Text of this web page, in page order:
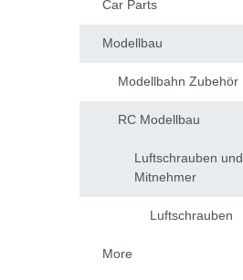
Car Parts
Modellbau
Modellbahn Zubehör
RC Modellbau
Luftschrauben und
Mitnehmer
Luftschrauben
More